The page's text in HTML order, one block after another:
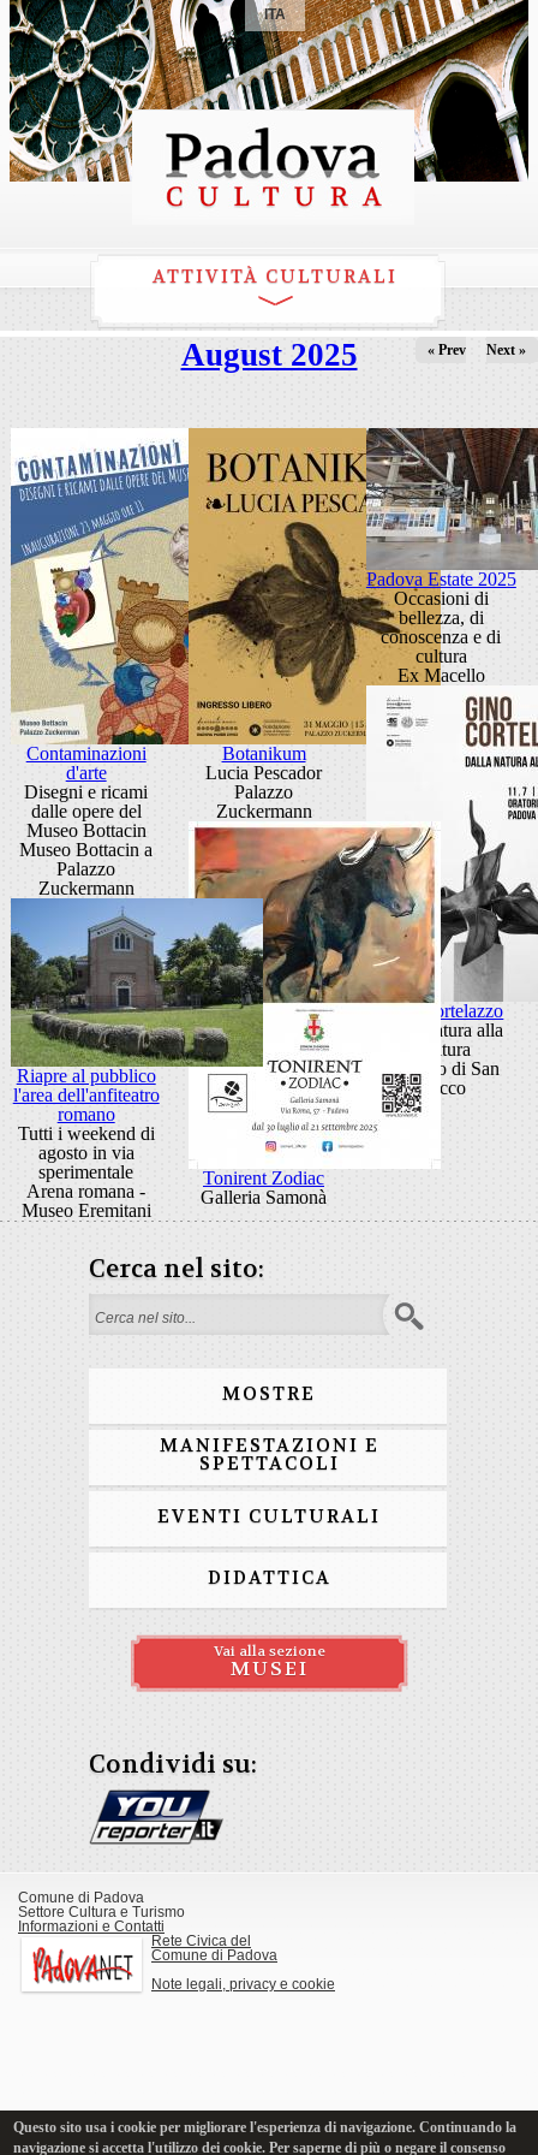
ITA
ATTIVITÀ CULTURALI
August 2025 « Prev Next »
Contaminazioni
d'arte
Disegni e ricami
dalle opere del
Museo Bottacin
Museo Bottacin a
Palazzo
Zuckermann
Botanikum
Lucia Pescador
Palazzo
Zuckermann
Padova Estate 2025
Occasioni di
bellezza, di
conoscenza e di
cultura
Ex Macello
Gino Cortelazzo
Dalla natura alla
scultura
Oratorio di San
Rocco
Tonirent Zodiac
Galleria Samonà
Riapre al pubblico
l'area dell'anfiteatro
romano
Tutti i weekend di
agosto in via
sperimentale
Arena romana -
Museo Eremitani
Cerca nel sito:
Search form
MOSTRE
MANIFESTAZIONI E
SPETTACOLI
EVENTI CULTURALI
DIDATTICA
Vai alla sezione
MUSEI
Condividi su:
Comune di Padova
Settore Cultura e Turismo
Informazioni e Contatti
Rete Civica del
Comune di Padova
Note legali, privacy e cookie
Questo sito usa i cookie per migliorare l'esperienza di navigazione. Continuando la
navigazione si accetta l'utilizzo dei cookie. Per saperne di più o negare il consenso